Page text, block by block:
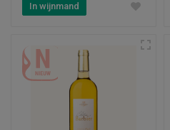
In wijnmand